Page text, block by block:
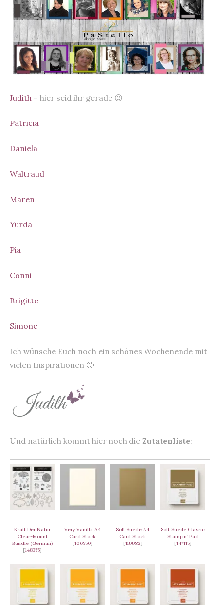
Judith – hier seid ihr gerade 😉
Patricia
Daniela
Waltraud
Maren
Yurda
Pia
Conni
Brigitte
Simone
Ich wünsche Euch noch ein schönes Wochenende mit
vielen Inspirationen 🙂
Und natürlich kommt hier noch die Zutatenliste:
Kraft Der Natur
Clear-Mount
Bundle (German)
[148355]
Very Vanilla A4
Card Stock
[106550]
Soft Suede A4
Card Stock
[119982]
Soft Suede Classic
Stampin‘ Pad
[147115]